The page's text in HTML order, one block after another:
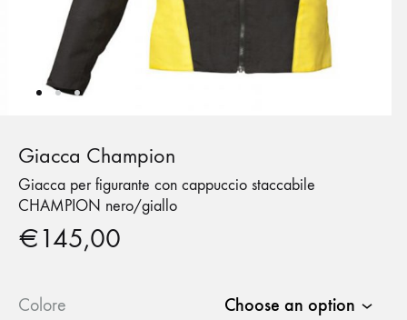
Giacca Champion
Giacca per figurante con cappuccio staccabile
CHAMPION nero/giallo
€145,00
Colore